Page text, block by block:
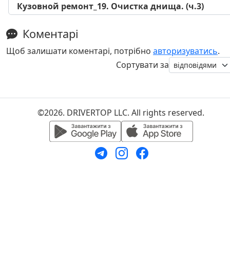
Кузовной ремонт_19. Очистка днища. (ч.3)
Коментарі
Щоб залишати коментарі, потрібно авторизуватись.
Сортувати за
©2026. DRIVERTOP LLC. All rights reserved.